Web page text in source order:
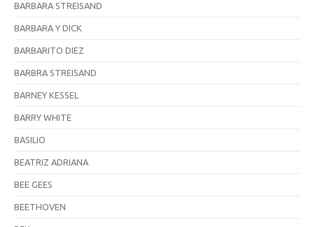
BARBARA STREISAND
BARBARA Y DICK
BARBARITO DIEZ
BARBRA STREISAND
BARNEY KESSEL
BARRY WHITE
BASILIO
BEATRIZ ADRIANA
BEE GEES
BEETHOVEN